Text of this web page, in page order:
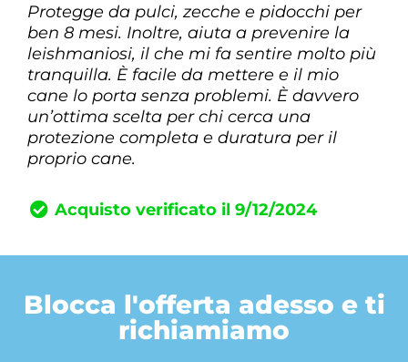
Protegge da pulci, zecche e pidocchi per
ben 8 mesi. Inoltre, aiuta a prevenire la
leishmaniosi, il che mi fa sentire molto più
tranquilla. È facile da mettere e il mio
cane lo porta senza problemi. È davvero
un’ottima scelta per chi cerca una
protezione completa e duratura per il
proprio cane.
Acquisto verificato il 9/12/2024
Blocca l'offerta adesso e ti
richiamiamo